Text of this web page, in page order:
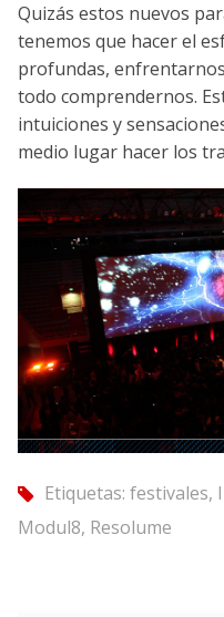
Quizás estos nuevos
tenemos que hacer el
profundas,
todo comprendernos.
intuiciones y
medio lugar hacer los
tag Etiquetas: festivales,
Modul8, Resolume